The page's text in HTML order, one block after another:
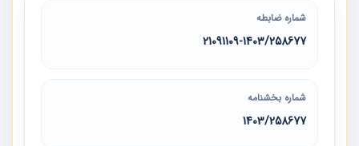
شماره ضابطه
21091109-1403/258677
شماره بخشنامه
1403/258677